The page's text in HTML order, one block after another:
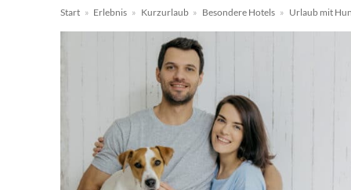
Start » Erlebnis » Kurzurlaub » Besondere Hotels » Urlaub mit